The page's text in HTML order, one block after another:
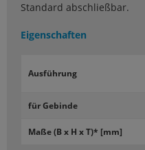
Standard abschließbar.
Eigenschaften
Aus­füh­rung
für Ge­bin­de
Maße (B x H x T)* [mm]